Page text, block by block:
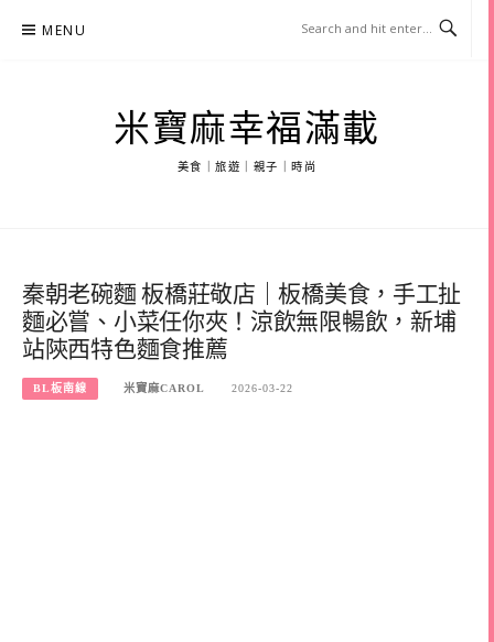
MENU
米寶麻幸福滿載
美食｜旅遊｜親子｜時尚
秦朝老碗麵 板橋莊敬店｜板橋美食，手工扯
麵必嘗、小菜任你夾！涼飲無限暢飲，新埔
站陝西特色麵食推薦
BL板南線 米寶麻CAROL 2026-03-22